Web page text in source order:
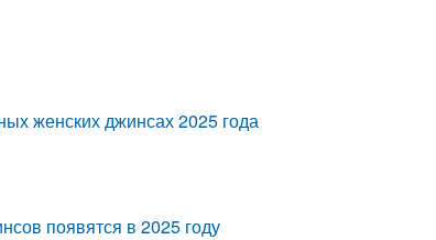
женских джинсах 2025 года
появятся в 2025 году